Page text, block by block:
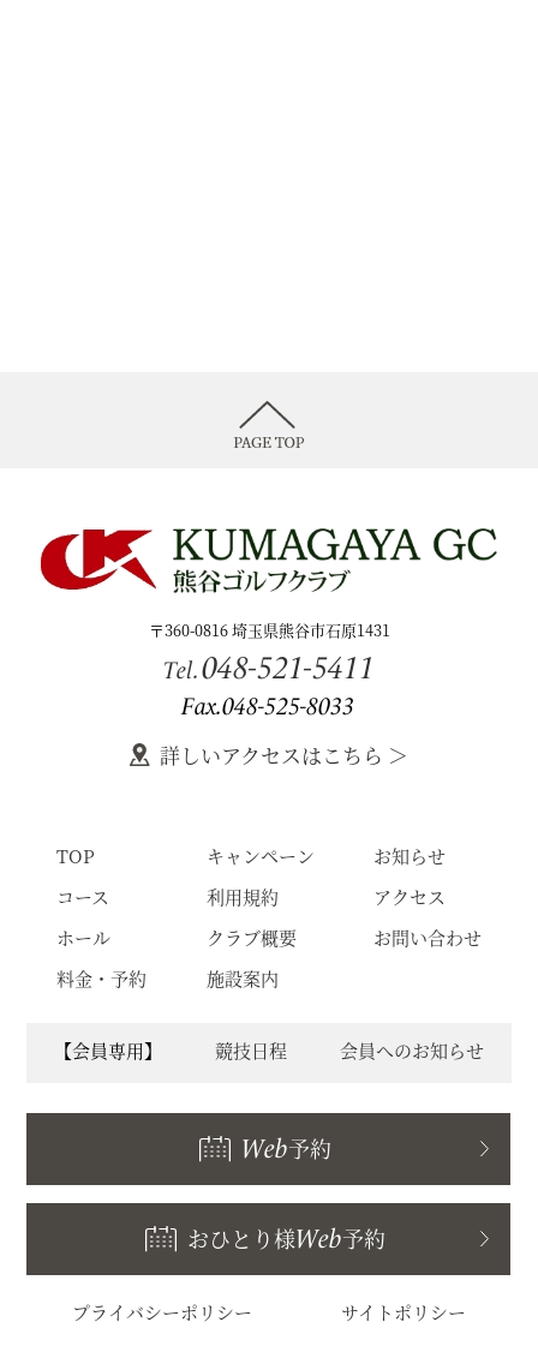
〒360-0816 埼玉県熊谷市石原1431
Tel.048-521-5411
Fax.048-525-8033
詳しいアクセスはこちら ＞
TOP
コース
ホール
料金・予約
キャンペーン
利用規約
クラブ概要
施設案内
お知らせ
アクセス
お問い合わせ
【会員専用】 競技日程 会員へのお知らせ
Web予約
おひとり様Web予約
プライバシーポリシー サイトポリシー